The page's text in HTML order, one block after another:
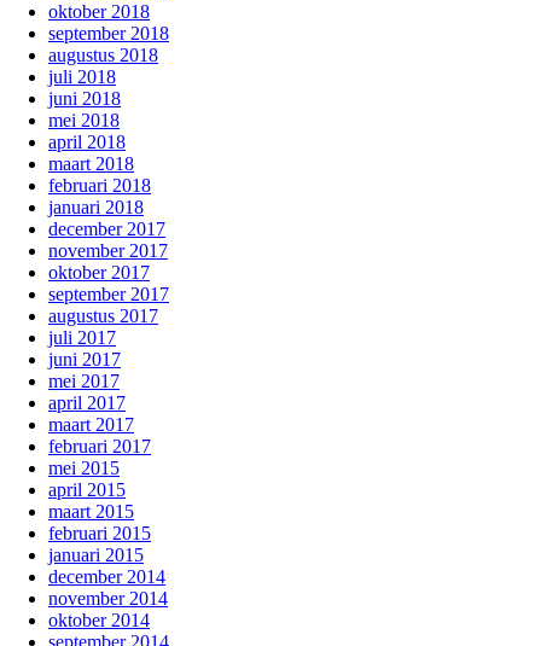
oktober 2018
september 2018
augustus 2018
juli 2018
juni 2018
mei 2018
april 2018
maart 2018
februari 2018
januari 2018
december 2017
november 2017
oktober 2017
september 2017
augustus 2017
juli 2017
juni 2017
mei 2017
april 2017
maart 2017
februari 2017
mei 2015
april 2015
maart 2015
februari 2015
januari 2015
december 2014
november 2014
oktober 2014
september 2014